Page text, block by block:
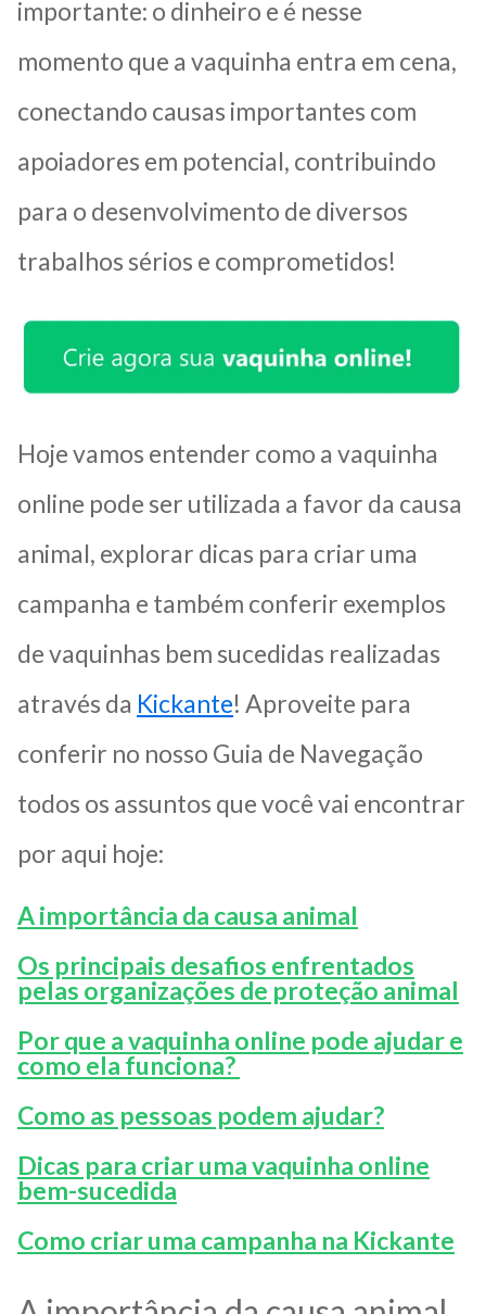
importante: o dinheiro e é nesse
momento que a vaquinha entra em cena,
conectando causas importantes com
apoiadores em potencial, contribuindo
para o desenvolvimento de diversos
trabalhos sérios e comprometidos!
Hoje vamos entender como a vaquinha
online pode ser utilizada a favor da causa
animal, explorar dicas para criar uma
campanha e também conferir exemplos
de vaquinhas bem sucedidas realizadas
através da Kickante! Aproveite para
conferir no nosso Guia de Navegação
todos os assuntos que você vai encontrar
por aqui hoje:
A importância da causa animal
Os principais desafios enfrentados
pelas organizações de proteção animal
Por que a vaquinha online pode ajudar e
como ela funciona?
Como as pessoas podem ajudar?
Dicas para criar uma vaquinha online
bem-sucedida
Como criar uma campanha na Kickante